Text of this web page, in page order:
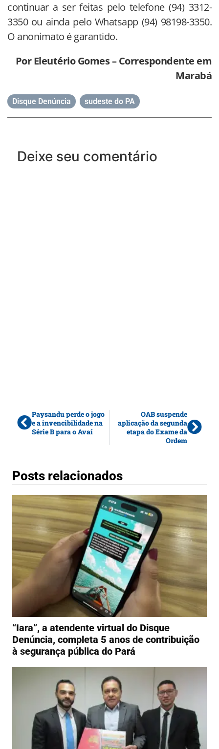
continuar a ser feitas pelo telefone (94) 3312-
3350 ou ainda pelo Whatsapp (94) 98198-3350.
O anonimato é garantido.
Por Eleutério Gomes – Correspondente em
Marabá
Disque Denúncia sudeste do PA
Deixe seu comentário
Paysandu perde o jogo
e a invencibilidade na
Série B para o Avaí
OAB suspende
aplicação da segunda
etapa do Exame da
Ordem
Posts relacionados
“Iara”, a atendente virtual do Disque
Denúncia, completa 5 anos de contribuição
à segurança pública do Pará